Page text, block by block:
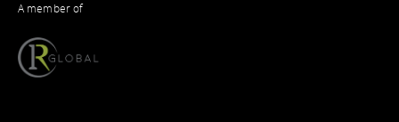
A member of